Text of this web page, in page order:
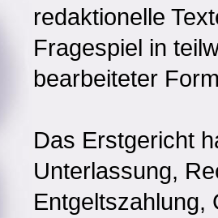
redaktionelle
Fragespiel in
bearbeiteter
Das Erstgericht
Unterlassung,
Entgeltszahlung,